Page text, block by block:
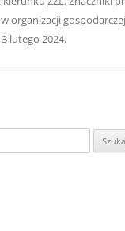
organizacji gospodarczej
3 lutego 2024.